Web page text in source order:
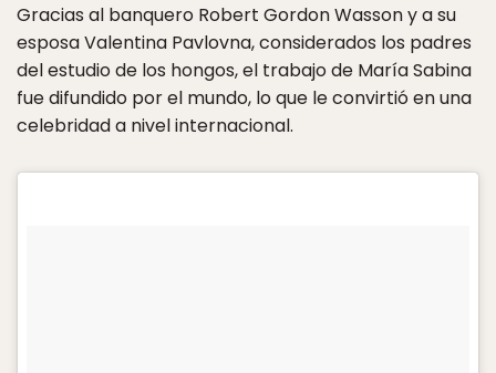
Gracias al banquero Robert Gordon Wasson y a su
esposa Valentina Pavlovna, considerados los padres
del estudio de los hongos, el trabajo de María Sabina
fue difundido por el mundo, lo que le convirtió en una
celebridad a nivel internacional.